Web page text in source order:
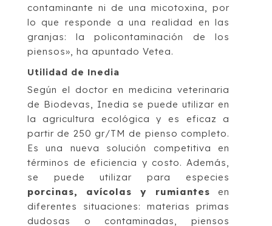
contaminante ni de una micotoxina, por
lo que responde a una realidad en las
granjas: la policontaminación de los
piensos», ha apuntado Vetea.
Utilidad de Inedia
Según el doctor en medicina veterinaria
de Biodevas, Inedia se puede utilizar en
la agricultura ecológica y es eficaz a
partir de 250 gr/TM de pienso completo.
Es una nueva solución competitiva en
términos de eficiencia y costo. Además,
se puede utilizar para especies
porcinas, avícolas y rumiantes en
diferentes situaciones: materias primas
dudosas o contaminadas, piensos